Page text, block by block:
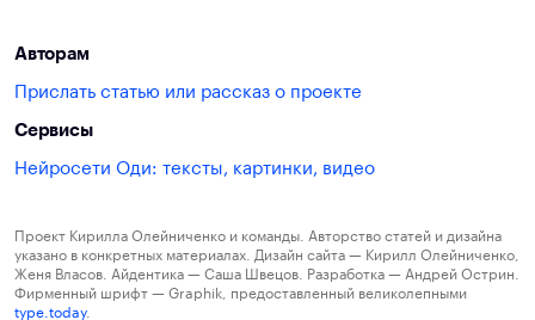
Авторам
Прислать статью или рассказ о проекте
Сервисы
Нейросети Оди: тексты, картинки, видео
Проект Кирилла Олейниченко и команды. Авторство статей и дизайна
указано в конкретных материалах. Дизайн сайта — Кирилл Олейниченко,
Женя Власов. Айдентика — Саша Швецов. Разработка — Андрей Острин.
Фирменный шрифт — Graphik, предоставленный великолепными
type.today.